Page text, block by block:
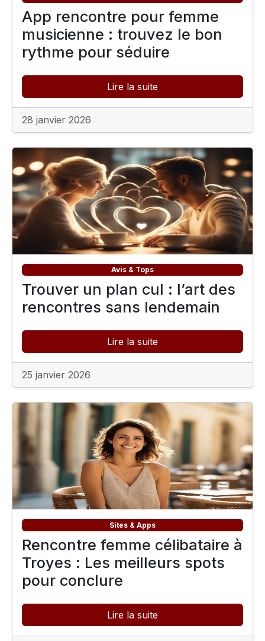
App rencontre pour femme
musicienne : trouvez le bon
rythme pour séduire
Lire la suite
28 janvier 2026
Avis & Tops
Trouver un plan cul : l’art des
rencontres sans lendemain
Lire la suite
25 janvier 2026
Sites & Apps
Rencontre femme célibataire à
Troyes : Les meilleurs spots
pour conclure
Lire la suite